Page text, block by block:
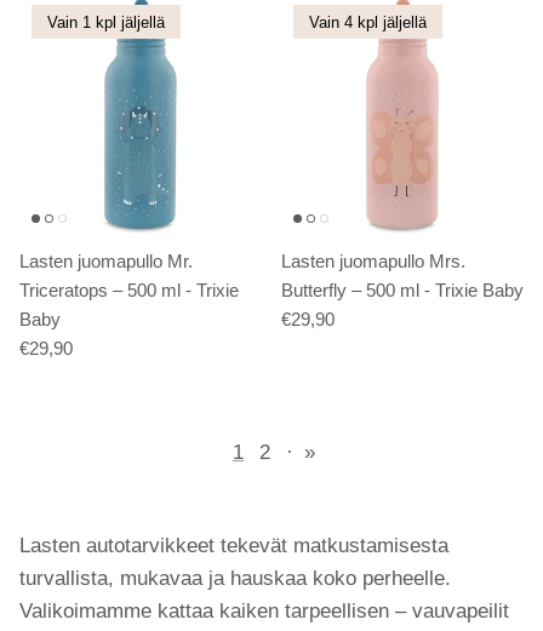
Vain 1 kpl jäljellä
Lasten juomapullo Mr.
Triceratops – 500 ml - Trixie
Baby
€29,90
Vain 4 kpl jäljellä
Lasten juomapullo Mrs.
Butterfly – 500 ml - Trixie Baby
€29,90
1 2 · »
Lasten autotarvikkeet tekevät matkustamisesta
turvallista, mukavaa ja hauskaa koko perheelle.
Valikoimamme kattaa kaiken tarpeellisen – vauvapeilit